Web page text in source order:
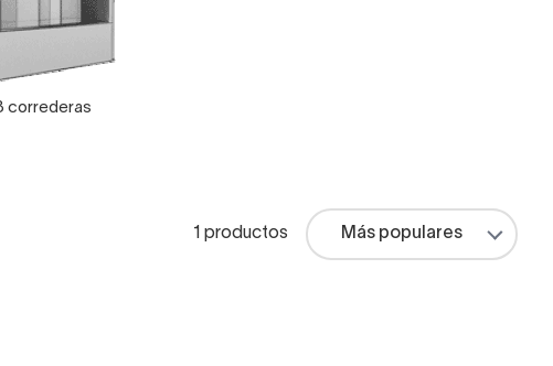
correderas
1 productos